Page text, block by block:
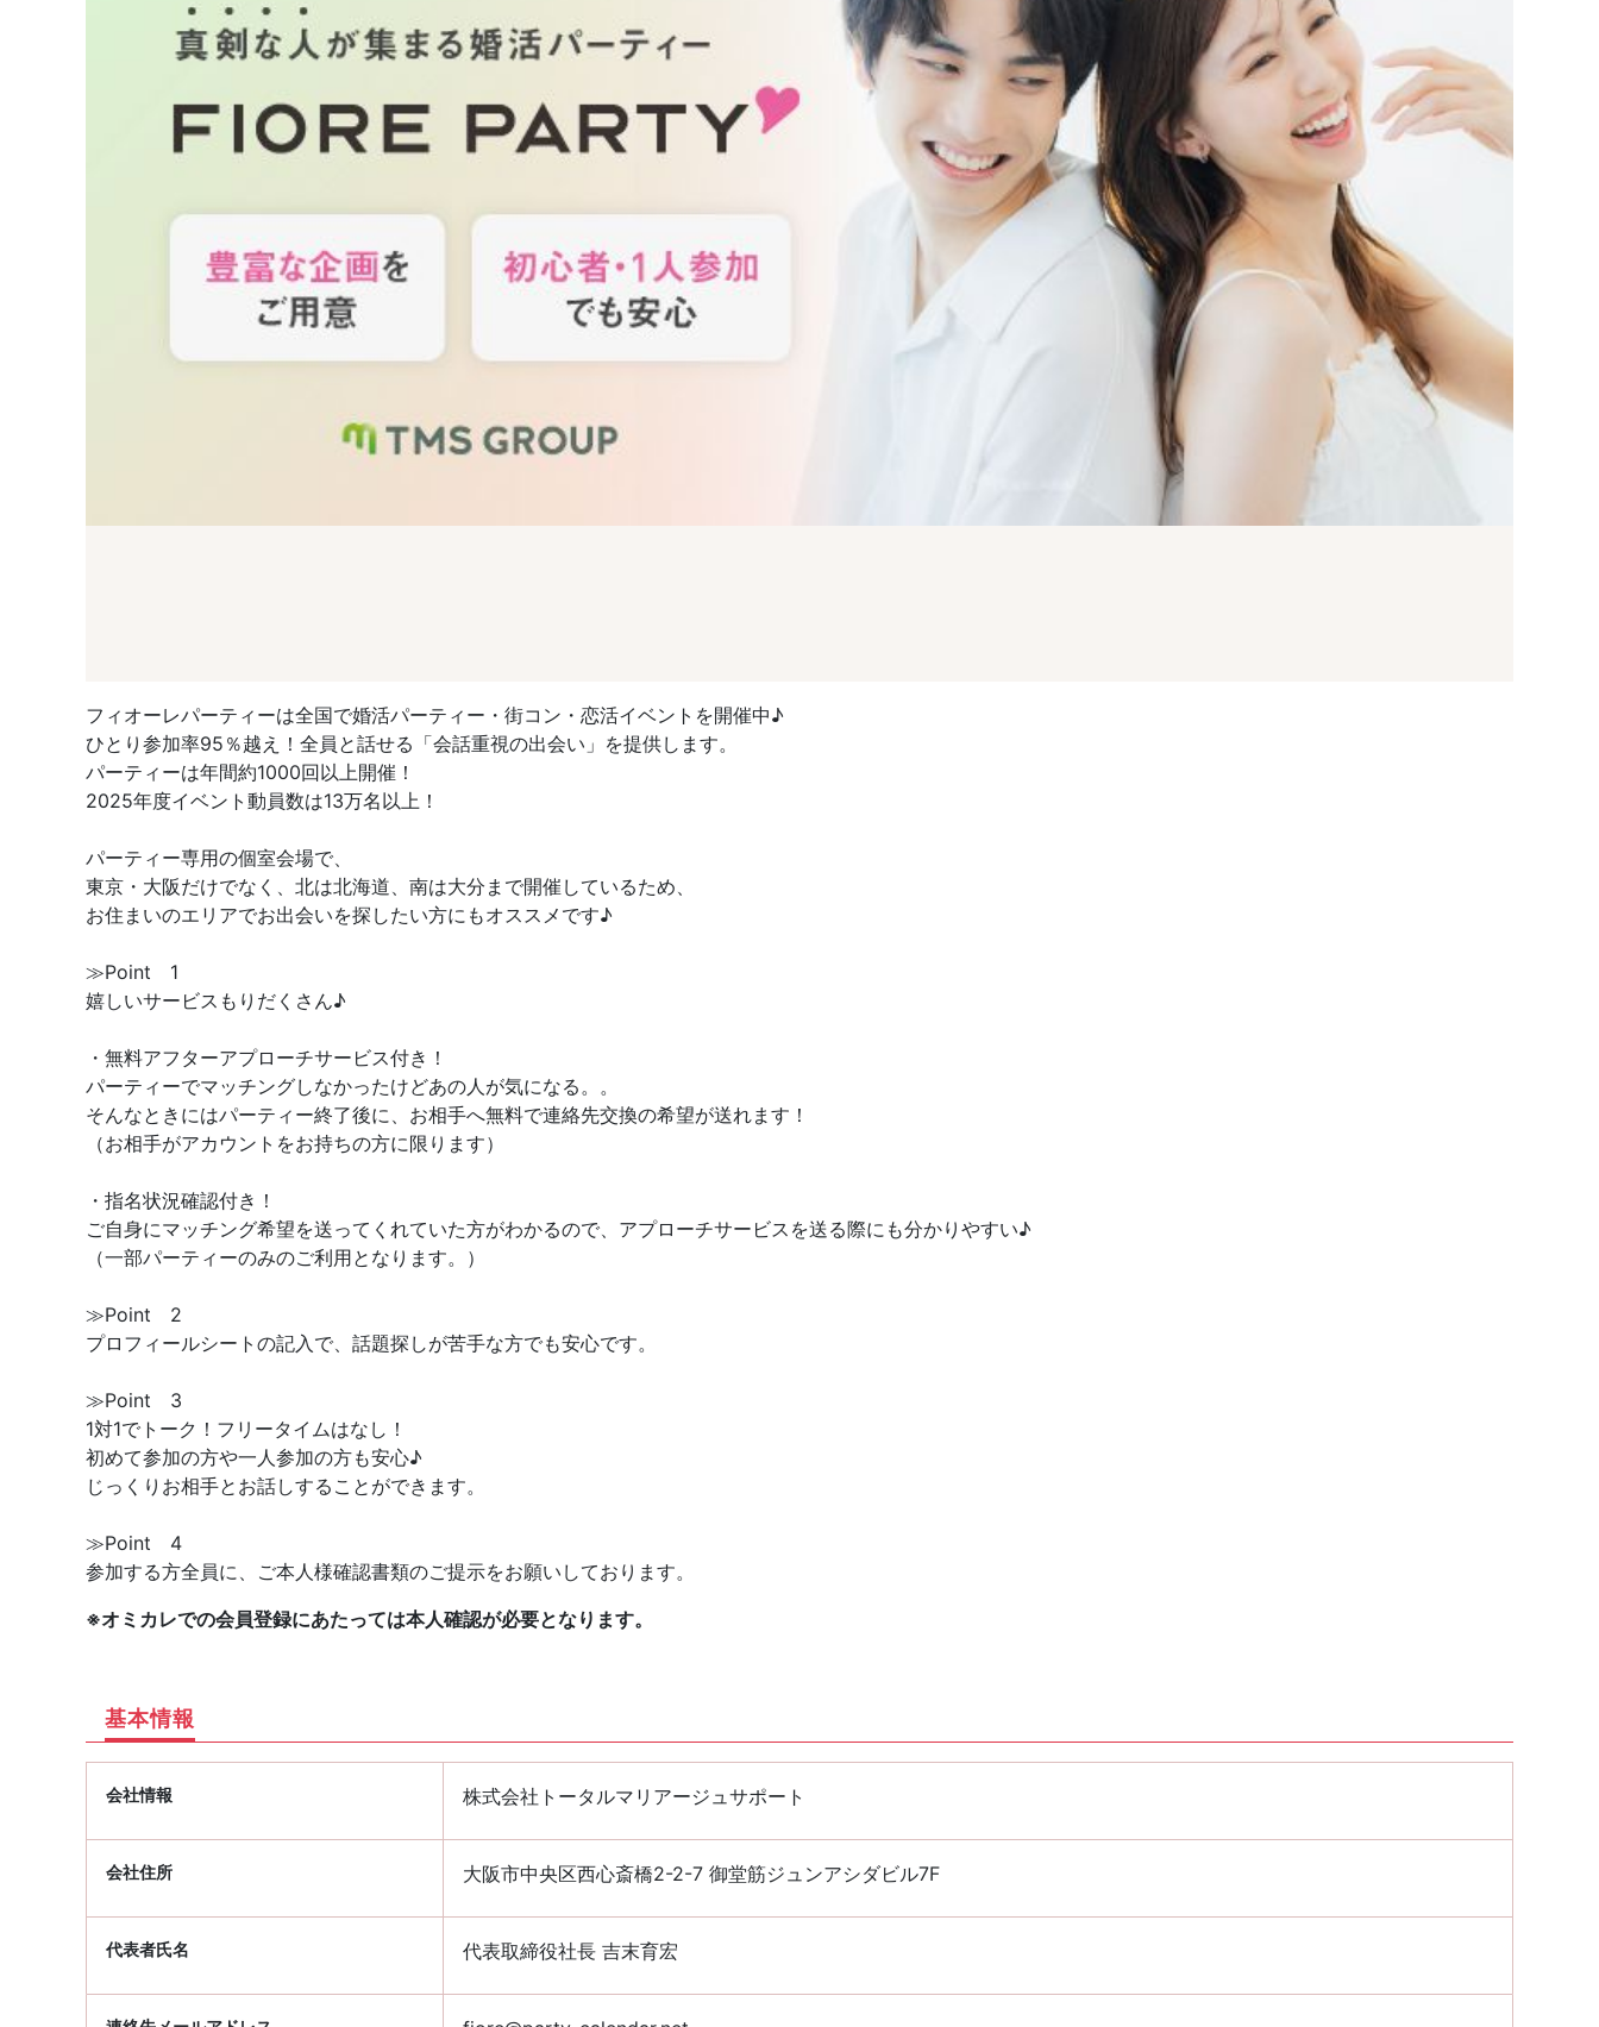
フィオーレパーティーは全国で婚活パーティー・街コン・恋活イベントを開催中♪
ひとり参加率95％越え！全員と話せる「会話重視の出会い」を提供します。
パーティーは年間約1000回以上開催！
2025年度イベント動員数は13万名以上！
パーティー専用の個室会場で、
東京・大阪だけでなく、北は北海道、南は大分まで開催しているため、
お住まいのエリアでお出会いを探したい方にもオススメです♪
≫Point 1
嬉しいサービスもりだくさん♪
・無料アフターアプローチサービス付き！
パーティーでマッチングしなかったけどあの人が気になる。。
そんなときにはパーティー終了後に、お相手へ無料で連絡先交換の希望が送れます！
（お相手がアカウントをお持ちの方に限ります）
・指名状況確認付き！
ご自身にマッチング希望を送ってくれていた方がわかるので、アプローチサービスを送る際にも分かりやすい♪
（一部パーティーのみのご利用となります。）
≫Point 2
プロフィールシートの記入で、話題探しが苦手な方でも安心です。
≫Point 3
1対1でトーク！フリータイムはなし！
初めて参加の方や一人参加の方も安心♪
じっくりお相手とお話しすることができます。
≫Point 4
参加する方全員に、ご本人様確認書類のご提示をお願いしております。
※オミカレでの会員登録にあたっては本人確認が必要となります。
基本情報
会社情報 株式会社トータルマリアージュサポート
会社住所 大阪市中央区西心斎橋2-2-7 御堂筋ジュンアシダビル7F
代表者氏名 代表取締役社長 吉末育宏